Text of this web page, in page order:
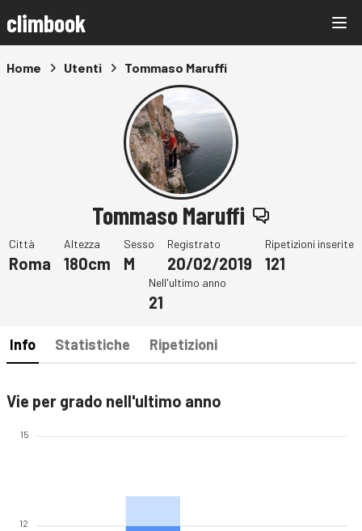
climbook
Home Utenti Tommaso Maruffi
Tommaso Maruffi
Città
Roma
Altezza
180cm
Sesso
M
Registrato
20/02/2019
Ripetizioni inserite
121
Nell'ultimo anno
21
Info Statistiche Ripetizioni
Vie per grado nell'ultimo anno
15
12